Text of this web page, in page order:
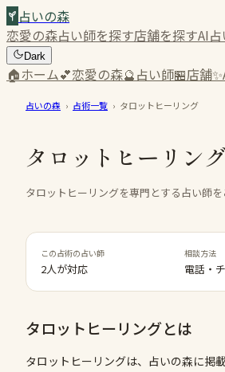
占いの森
恋愛の森占い師を探す店舗を探すAI占
Dark
🏠ホーム💕恋愛の森🔮占い師🏪店舗✨
占いの森 › 占術一覧 › タロットヒーリング
タロットヒーリン
タロットヒーリングを専門とする占い師を
この占術の占い師
2人が対応
相談方法
電話・
タロットヒーリングとは
タロットヒーリングは、占いの森に掲